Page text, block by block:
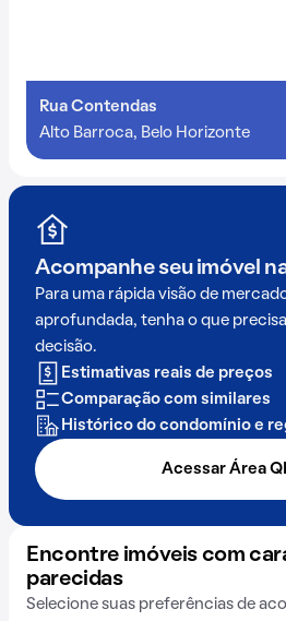
Rua Contendas
Alto Barroca, Belo Horizonte
Acompanhe seu imóvel
Para uma rápida visão de
aprofundada, tenha o que
decisão.
Estimativas reais de preços
Comparação com similares
Histórico do condomínio e
Acessar Área
Encontre imóveis com
parecidas
Selecione suas preferências de